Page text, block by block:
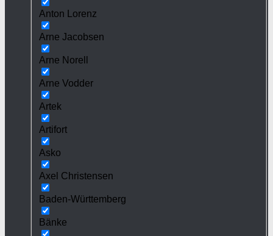
Anton Lorenz
Arne Jacobsen
Arne Norell
Arne Vodder
Artek
Artifort
Asko
Axel Christensen
Baden-Württemberg
Bänke